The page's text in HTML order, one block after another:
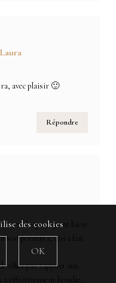
avec plaisir 🙂
Répondre
article qui rejoint bien
son permis a, qui a fait
filles par rapport aux
effectivement bondie,
des cookies
OK